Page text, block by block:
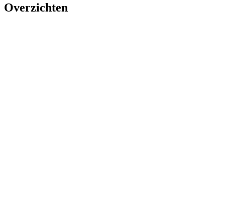
Overzichten